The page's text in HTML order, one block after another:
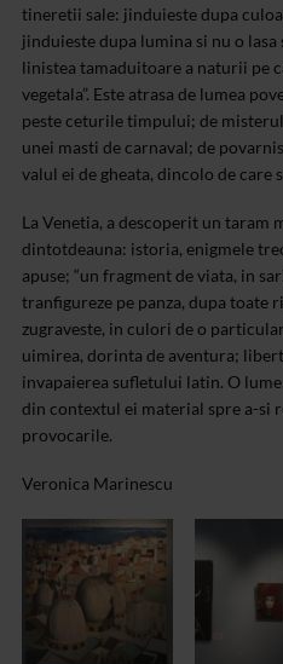
tineretii sale: jinduieste dupa
jinduieste dupa lumina si nu o lasa
linistea tamaduitoare a naturii pe
vegetala”. Este atrasa de lumea
peste ceturile timpului; de
unei masti de carnaval; de
valul ei de gheata, dincolo de
La Venetia, a descoperit un taram
dintotdeauna: istoria, enigmele
apuse; “un fragment de viata, in
tranfigureze pe panza, dupa toate
zugraveste, in culori de o
uimirea, dorinta de aventura;
invapaierea sufletului latin. O lume
din contextul ei material spre a-si
provocarile.
Veronica Marinescu